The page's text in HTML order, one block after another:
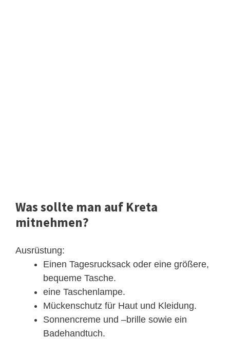
Was sollte man auf Kreta
mitnehmen?
Ausrüstung:
Einen Tagesrucksack oder eine größere,
bequeme Tasche.
eine Taschenlampe.
Mückenschutz für Haut und Kleidung.
Sonnencreme und –brille sowie ein
Badehandtuch.